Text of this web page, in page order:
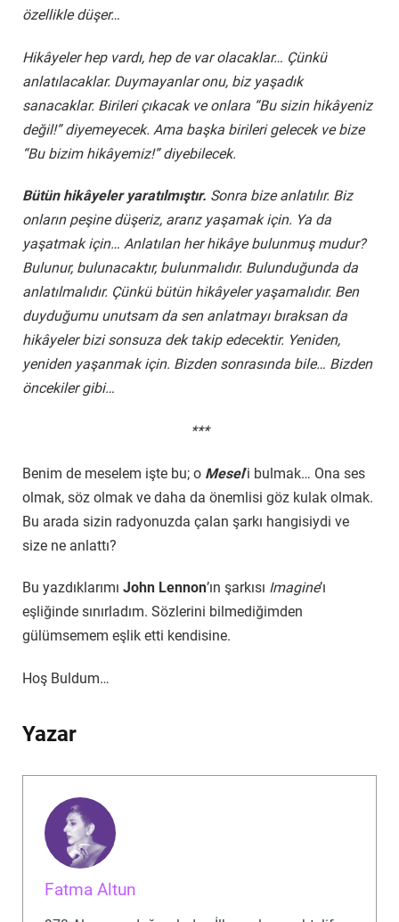
özellikle düşer…
Hikâyeler hep vardı, hep de var olacaklar… Çünkü
anlatılacaklar. Duymayanlar onu, biz yaşadık
sanacaklar. Birileri çıkacak ve onlara “Bu sizin hikâyeniz
değil!” diyemeyecek. Ama başka birileri gelecek ve bize
“Bu bizim hikâyemiz!” diyebilecek.
Bütün hikâyeler yaratılmıştır. Sonra bize anlatılır. Biz
onların peşine düşeriz, ararız yaşamak için. Ya da
yaşatmak için… Anlatılan her hikâye bulunmuş mudur?
Bulunur, bulunacaktır, bulunmalıdır. Bulunduğunda da
anlatılmalıdır. Çünkü bütün hikâyeler yaşamalıdır. Ben
duyduğumu unutsam da sen anlatmayı bıraksan da
hikâyeler bizi sonsuza dek takip edecektir. Yeniden,
yeniden yaşanmak için. Bizden sonrasında bile… Bizden
öncekiler gibi…
***
Benim de meselem işte bu; o Mesel’i bulmak… Ona ses
olmak, söz olmak ve daha da önemlisi göz kulak olmak.
Bu arada sizin radyonuzda çalan şarkı hangisiydi ve
size ne anlattı?
Bu yazdıklarımı John Lennon’ın şarkısı Imagine’ı
eşliğinde sınırladım. Sözlerini bilmediğimden
gülümsemem eşlik etti kendisine.
Hoş Buldum…
Yazar
Fatma Altun